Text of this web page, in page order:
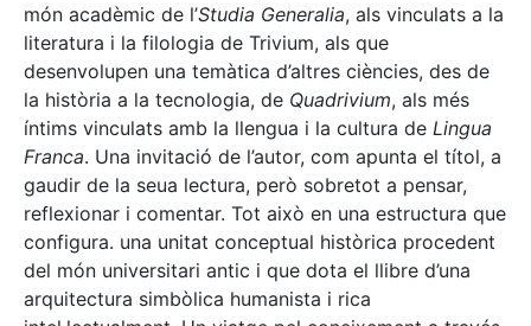
món acadèmic de l’Studia Generalia, als vinculats a la
literatura i la filologia de Trivium, als que
desenvolupen una temàtica d’altres ciències, des de
la història a la tecnologia, de Quadrivium, als més
íntims vinculats amb la llengua i la cultura de Lingua
Franca. Una invitació de l’autor, com apunta el títol, a
gaudir de la seua lectura, però sobretot a pensar,
reflexionar i comentar. Tot això en una estructura que
configura. una unitat conceptual històrica procedent
del món universitari antic i que dota el llibre d’una
arquitectura simbòlica humanista i rica